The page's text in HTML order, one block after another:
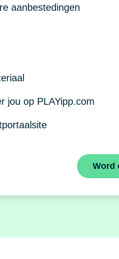
aanbestedingen
jou op PLAYipp.com
Word